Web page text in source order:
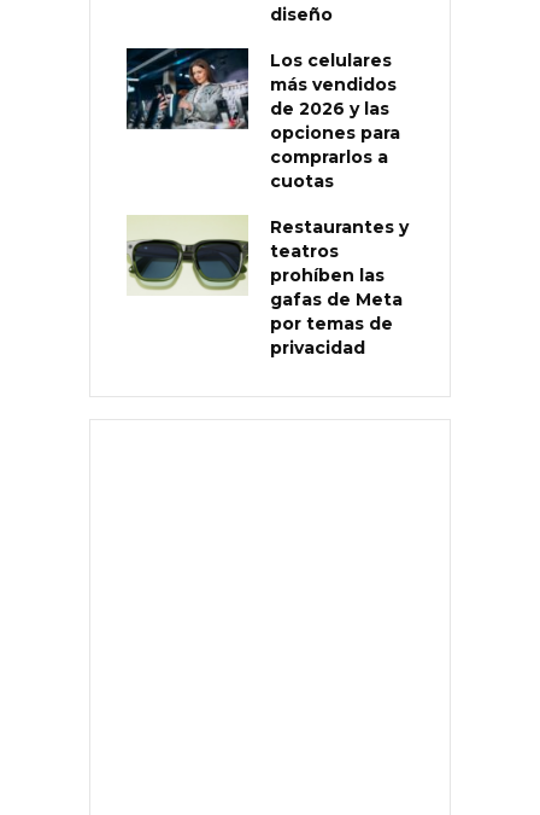
diseño
Los celulares
más vendidos
de 2026 y las
opciones para
comprarlos a
cuotas
Restaurantes y
teatros
prohíben las
gafas de Meta
por temas de
privacidad